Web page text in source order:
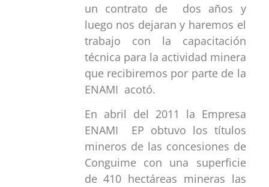
un contrato de dos años y
luego nos dejaran y haremos el
trabajo con la capacitación
técnica para la actividad minera
que recibiremos por parte de la
ENAMI acotó.
En abril del 2011 la Empresa
ENAMI EP obtuvo los títulos
mineros de las concesiones de
Conguime con una superficie
de 410 hectáreas mineras las